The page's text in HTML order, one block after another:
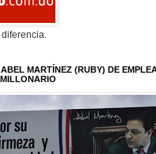
diferencia.
MARTÍNEZ (RUBY) DE